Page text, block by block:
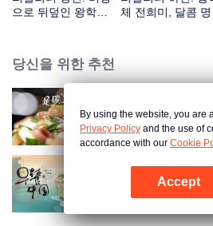
으로 뒤덮인 왕학체
체 전희미, 달콤 명
당신을 위한 추천
탄수화물이야：
Breakfast in China
By using the website, you are
Privacy Policy and the use of
accordance with our Cookie
Accept